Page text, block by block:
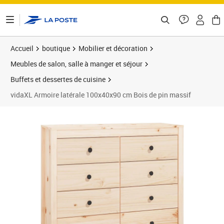
Accueil boutique
Mobilier et décoration
Meubles de salon, salle à manger et séjour
Buffets et dessertes de cuisine
vidaXL Armoire latérale 100x40x90 cm Bois de pin massif